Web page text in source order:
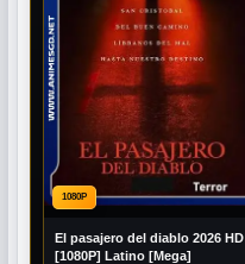
1080P
El pasajero del diablo 2026 HD
[1080P] Latino [Mega]